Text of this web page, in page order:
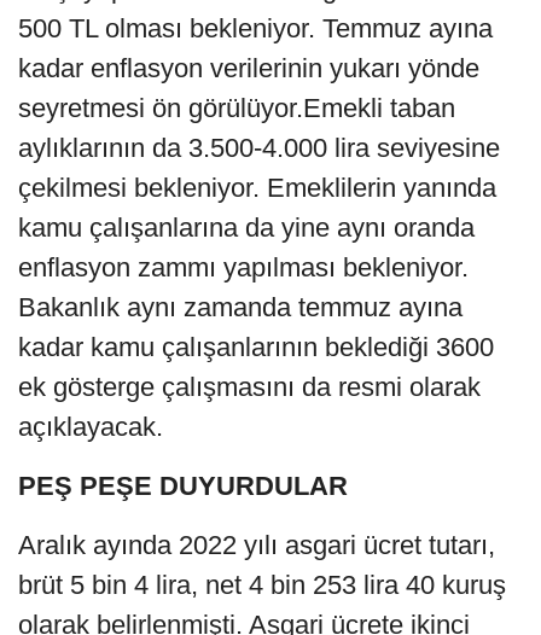
500 TL olması bekleniyor. Temmuz ayına
kadar enflasyon verilerinin yukarı yönde
seyretmesi ön görülüyor.Emekli taban
aylıklarının da 3.500-4.000 lira seviyesine
çekilmesi bekleniyor. Emeklilerin yanında
kamu çalışanlarına da yine aynı oranda
enflasyon zammı yapılması bekleniyor.
Bakanlık aynı zamanda temmuz ayına
kadar kamu çalışanlarının beklediği 3600
ek gösterge çalışmasını da resmi olarak
açıklayacak.
PEŞ PEŞE DUYURDULAR
Aralık ayında 2022 yılı asgari ücret tutarı,
brüt 5 bin 4 lira, net 4 bin 253 lira 40 kuruş
olarak belirlenmişti. Asgari ücrete ikinci